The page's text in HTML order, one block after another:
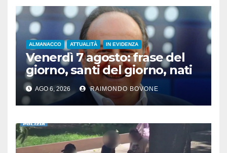
ALMANACCO ATTUALITÀ IN EVIDENZA
Venerdì 7 agosto: frase del
giorno, santi del giorno, nati
famosi, accadde oggi
AGO 6, 2026 RAIMONDO BOVONE